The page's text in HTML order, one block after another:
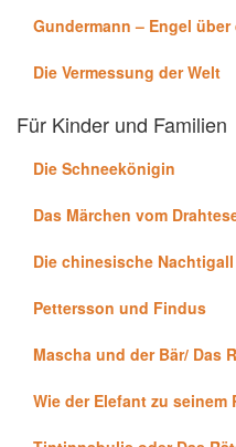
Gundermann – Engel über
Die Vermessung der Welt
Für Kinder und Familien
Die Schneekönigin
Das Märchen vom
Die chinesische Nachtigall
Pettersson und Findus
Mascha und der Bär/ Das
Wie der Elefant zu seinem